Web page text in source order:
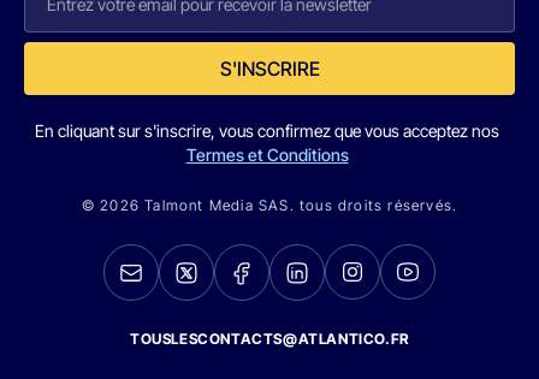
S'INSCRIRE
En cliquant sur s'inscrire, vous confirmez que vous acceptez nos
Termes et Conditions
© 2026 Talmont Media SAS. tous droits réservés.
TOUSLESCONTACTS@ATLANTICO.FR